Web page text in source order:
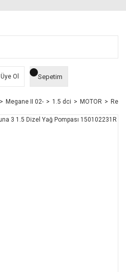
Üye Ol Sepetim
Megane II 02- 1.5 dci MOTOR